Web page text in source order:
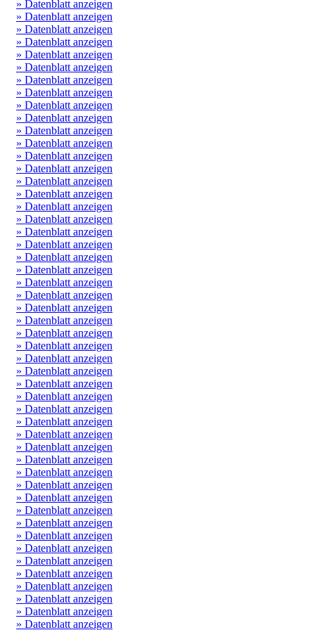
» Datenblatt anzeigen
» Datenblatt anzeigen
» Datenblatt anzeigen
» Datenblatt anzeigen
» Datenblatt anzeigen
» Datenblatt anzeigen
» Datenblatt anzeigen
» Datenblatt anzeigen
» Datenblatt anzeigen
» Datenblatt anzeigen
» Datenblatt anzeigen
» Datenblatt anzeigen
» Datenblatt anzeigen
» Datenblatt anzeigen
» Datenblatt anzeigen
» Datenblatt anzeigen
» Datenblatt anzeigen
» Datenblatt anzeigen
» Datenblatt anzeigen
» Datenblatt anzeigen
» Datenblatt anzeigen
» Datenblatt anzeigen
» Datenblatt anzeigen
» Datenblatt anzeigen
» Datenblatt anzeigen
» Datenblatt anzeigen
» Datenblatt anzeigen
» Datenblatt anzeigen
» Datenblatt anzeigen
» Datenblatt anzeigen
» Datenblatt anzeigen
» Datenblatt anzeigen
» Datenblatt anzeigen
» Datenblatt anzeigen
» Datenblatt anzeigen
» Datenblatt anzeigen
» Datenblatt anzeigen
» Datenblatt anzeigen
» Datenblatt anzeigen
» Datenblatt anzeigen
» Datenblatt anzeigen
» Datenblatt anzeigen
» Datenblatt anzeigen
» Datenblatt anzeigen
» Datenblatt anzeigen
» Datenblatt anzeigen
» Datenblatt anzeigen
» Datenblatt anzeigen
» Datenblatt anzeigen
» Datenblatt anzeigen